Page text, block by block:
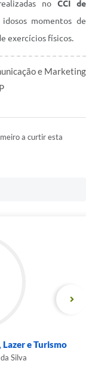
noCCI de
momentos de
exercícios físicos.
e Marketing
a curtir esta
e Turismo